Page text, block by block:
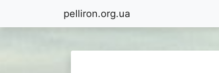
pelliron.org.ua